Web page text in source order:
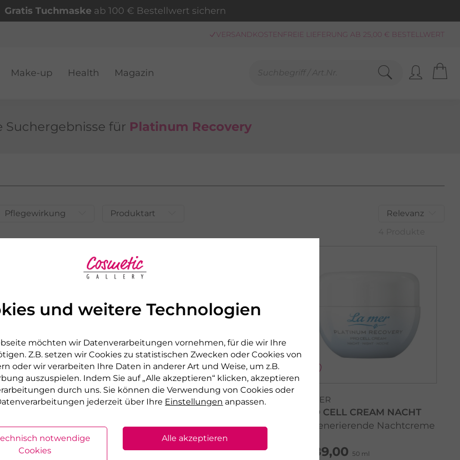
und weitere Technologien
möchten wir Datenverarbeitungen vornehmen, für die wir Ihre
Z.B. setzen wir Cookies zu statistischen Zwecken oder Cookies von
oder wir verarbeiten Ihre Daten in anderer Art und Weise, um z.B.
auszuspielen. Indem Sie auf „Alle akzeptieren“ klicken, akzeptieren
durch uns. Sie können die Verwendung von Cookies oder
jederzeit über Ihre Einstellungen anpassen.
notwendige
Cookies
Alle akzeptieren
Gratis Tuchmaskeab 100 € Bestellwert sichern
VERSANDKOSTENFREIE LIEFERUNG AB 25,00 € BESTELLWERT
SCHNELLE LIEFERUNG (BEI VERFÜGBARKEIT)
FREUNDLICHER SERVICE 0800-808159
Make-up Health Magazin
Such­ergeb­nisse für Platinum Recovery
Pflegewirkung
Produktart
Relevanz
Serum
30 ml
LA MER
Regenerierende Tagescreme
€ 89,00
LA MER
PRO CELL CREAM NACHT
Regenerierende Nachtcreme
€ 89,00 50 ml